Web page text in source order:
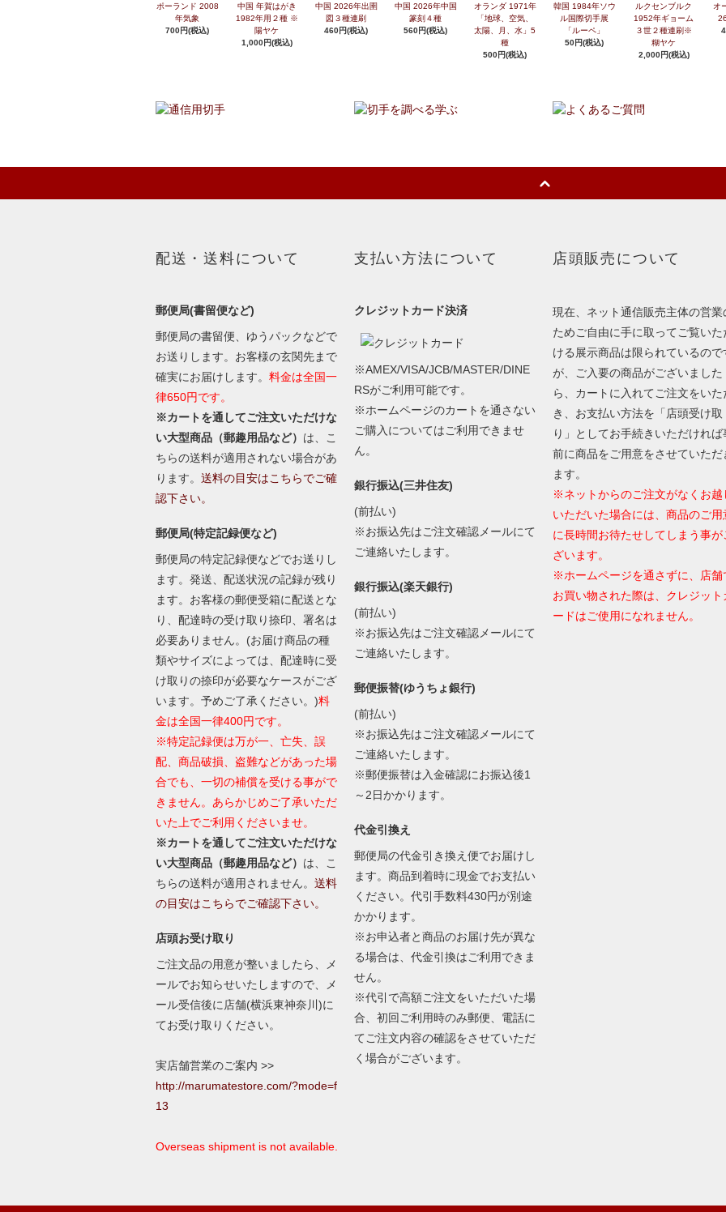
ポーランド 2008
年気象
700円(税込)
中国 年賀はがき
1982年用２種 ※
陽ヤケ
1,000円(税込)
中国 2026年出圉
図３種連刷
460円(税込)
中国 2026年中国
篆刻４種
560円(税込)
オランダ 1971年
「地球、空気、
太陽、月、水」5
種
500円(税込)
韓国 1984年ソウ
ル国際切手展
「ルーペ」
50円(税込)
ルクセンブルク
1952年ギョーム
３世２種連刷※
糊ヤケ
2,000円(税込)
オ
配送・送料について
郵便局(書留便など)
郵便局の書留便、ゆうパックなどで
お送りします。お客様の玄関先まで
確実にお届けします。 料金は全国一
律650円です。
※カートを通してご注文いただけな
い大型商品（郵趣用品など） は、こ
ちらの送料が適用されない場合があ
ります。 送料の目安はこちらでご確
認下さい。
郵便局(特定記録便など)
郵便局の特定記録便などでお送りし
ます。発送、配送状況の記録が残り
ます。お客様の郵便受箱に配送とな
り、配達時の受け取り捺印、署名は
必要ありません。(お届け商品の種
類やサイズによっては、配達時に受
け取りの捺印が必要なケースがござ
います。予めご了承ください。)料
金は全国一律400円です。
※特定記録便は万が一、亡失、誤
配、商品破損、盗難などがあった場
合でも、一切の補償を受ける事がで
きません。あらかじめご了承いただ
いた上でご利用くださいませ。
※カートを通してご注文いただけな
い大型商品（郵趣用品など） は、こ
ちらの送料が適用されません。 送料
の目安はこちらでご確認下さい。
店頭お受け取り
ご注文品の用意が整いましたら、メ
ールでお知らせいたしますので、メ
ール受信後に店舗(横浜東神奈川)に
てお受け取りください。
実店舗営業のご案内 >>
http://marumatestore.com/?mode=f
13
Overseas shipment is not available.
支払い方法について
クレジットカード決済
※AMEX/VISA/JCB/MASTER/DINE
RSがご利用可能です。
※ホームページのカートを通さない
ご購入についてはご利用できませ
ん。
銀行振込(三井住友)
(前払い)
※お振込先はご注文確認メールにて
ご連絡いたします。
銀行振込(楽天銀行)
(前払い)
※お振込先はご注文確認メールにて
ご連絡いたします。
郵便振替(ゆうちょ銀行)
(前払い)
※お振込先はご注文確認メールにて
ご連絡いたします。
※郵便振替は入金確認にお振込後1
～2日かかります。
代金引換え
郵便局の代金引き換え便でお届けし
ます。商品到着時に現金でお支払い
ください。代引手数料430円が別途
かかります。
※お申込者と商品のお届け先が異な
る場合は、代金引換はご利用できま
せん。
※代引で高額ご注文をいただいた場
合、初回ご利用時のみ郵便、電話に
てご注文内容の確認をさせていただ
く場合がございます。
店頭販売について
現在、ネット通信販売主体の営業
ためご自由に手に取ってご覧いた
ける展示商品は限られているので
が、ご入要の商品がございました
ら、カートに入れてご注文をいた
き、お支払い方法を「店頭受け取
り」としてお手続きいただければ
前に商品をご用意をさせていただ
ます。
※ネットからのご注文がなくお越
いただいた場合には、商品のご用
に長時間お待たせしてしまう事が
ざいます。
※ホームページを通さずに、店舗
お買い物された際は、クレジット
ードはご使用になれません。